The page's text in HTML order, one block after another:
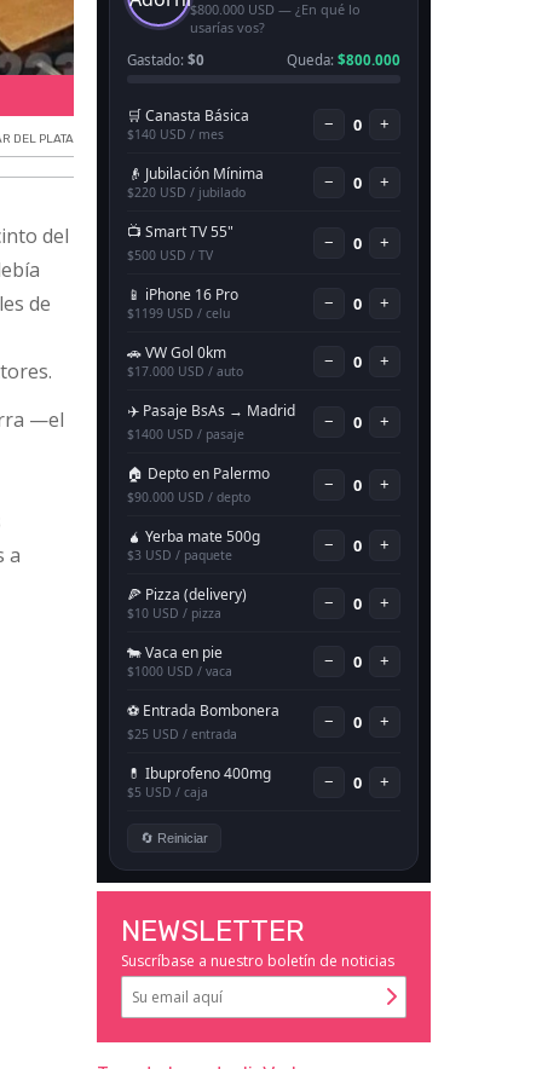
DEL PLATA
del
de
—el
a
NEWSLETTER
Suscríbase a nuestro boletín de noticias